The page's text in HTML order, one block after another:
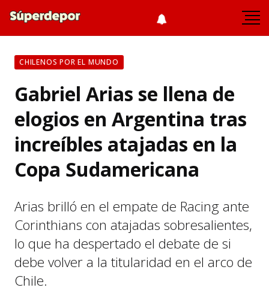
CHILENOS POR EL MUNDO
Gabriel Arias se llena de
elogios en Argentina tras
increíbles atajadas en la
Copa Sudamericana
Arias brilló en el empate de Racing ante
Corinthians con atajadas sobresalientes,
lo que ha despertado el debate de si
debe volver a la titularidad en el arco de
Chile.